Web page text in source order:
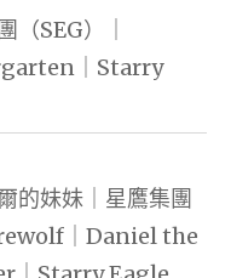
SEG）｜
｜Starry
的妹妹｜星鷹集團
｜Daniel the